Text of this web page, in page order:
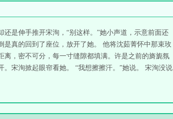
是伸手推开宋洵，“别这样。”她小声道，示意前面还
真的回到了座位，放开了她。 他将沈茹菁怀中那束玫
，密不可分，每一寸缝隙都填满。许是之前的旖旎氛
宋洵掀起眼帘看她。 “我想擦擦汗。”她说。 宋洵没说